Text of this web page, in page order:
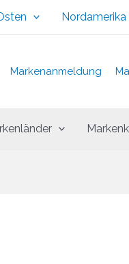
Nordamerika
Markenanmeldung